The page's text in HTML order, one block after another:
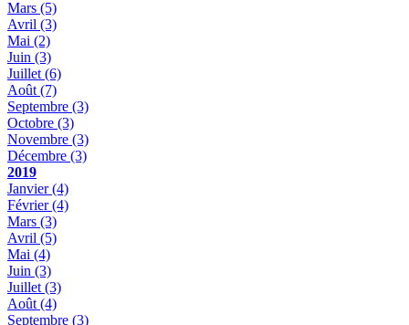
Mars (5)
Avril (3)
Mai (2)
Juin (3)
Juillet (6)
Août (7)
Septembre (3)
Octobre (3)
Novembre (3)
Décembre (3)
2019
Janvier(4)
Février(4)
Mars (3)
Avril (5)
Mai (4)
Juin (3)
Juillet (3)
Août (4)
Septembre (3)